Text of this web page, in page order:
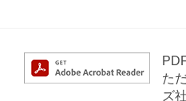
た
ズ